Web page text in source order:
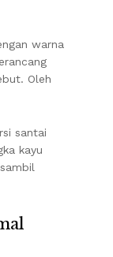
warna
Oleh
santai
kayu